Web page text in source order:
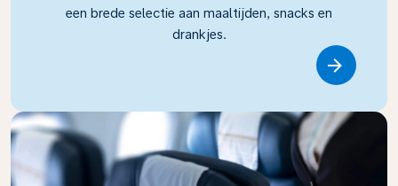
een brede selectie aan maaltijden, snacks en
drankjes.